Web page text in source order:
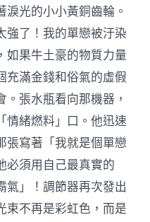
淚光的小小黃銅齒輪。
強了！我的單戀被汙染
如果牛土豪的物質力量
充滿金錢和俗氣的虛假
張水瓶看向那機器，
情緒燃料」口。他迅速
張寫著「我就是個單戀
必須用自己最真實的
氣」！調節器再次發出
束不再是彩虹色，而是